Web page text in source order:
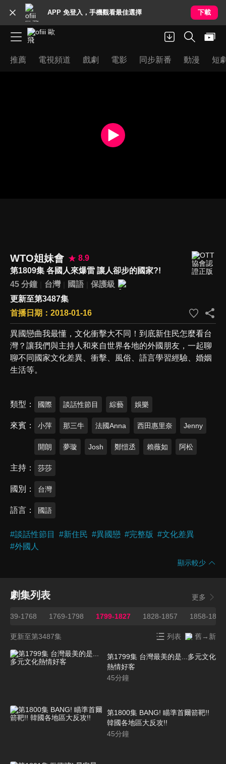
APP 免登入，手機觀看最佳選擇 下載
推薦 電視頻道 戲劇 電影 同步新番 動漫 短
WTO姐妹會
8.9
第1809集 各國人來爆雷 讓人卻步的國家?!
45 分鐘
台灣 國語
保護級
更新至第3487集
首播日期：2018-01-16
異國戀曲我最懂，文化衝擊大不同！到底新住民怎麼看台
灣？讓我們與主持人和來自世界各地的外國朋友，一起聊
聊不同國家文化差異、衝擊、風俗、語言學習經驗、婚姻
生活等。
類型 國際 談話性節目 綜藝 娛樂
來賓 小萍 那三牛 法國Anna 西田惠里奈 Jenny
開朗 夢璇 Josh 鄭愷丞 賴薇如 阿松
主持 莎莎
國別 台灣
語言 國語
#談話性節目 #新住民 #異國戀 #完整版 #文化差異
#外國人
顯示較少
劇集列表 更多
1739-1768 1769-1798 1799-1827 1828-1857 1858-1887
更新至第3487集 列表 舊→新
第1799集 台灣最美的是...多元文化
熱情好客
45分鐘
第1800集 BANG! 瞄準首爾箭靶!!
韓國各地區大反攻!!
45分鐘